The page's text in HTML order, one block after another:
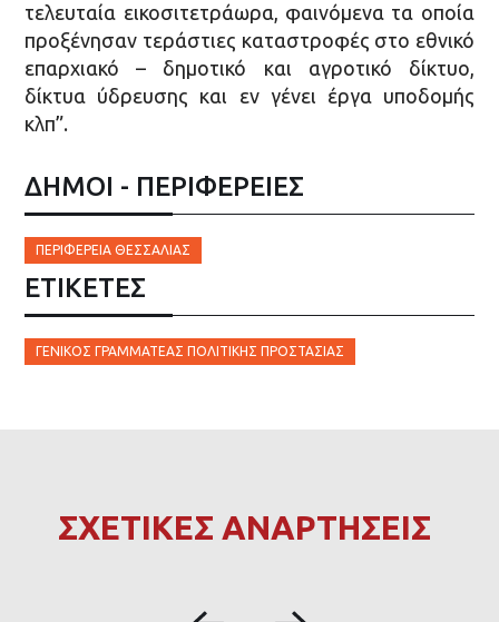
τελευταία εικοσιτετράωρα, φαινόμενα τα οποία
προξένησαν τεράστιες καταστροφές στο εθνικό
επαρχιακό – δημοτικό και αγροτικό δίκτυο,
δίκτυα ύδρευσης και εν γένει έργα υποδομής
κλπ”.
ΔΗΜΟΙ - ΠΕΡΙΦΕΡΕΙΕΣ
ΠΕΡΙΦΈΡΕΙΑ ΘΕΣΣΑΛΊΑΣ
ΕΤΙΚΈΤΕΣ
ΓΕΝΙΚΌΣ ΓΡΑΜΜΑΤΈΑΣ ΠΟΛΙΤΙΚΉΣ ΠΡΟΣΤΑΣΊΑΣ
ΣΧΕΤΙΚΕΣ ΑΝΑΡΤΗΣΕΙΣ